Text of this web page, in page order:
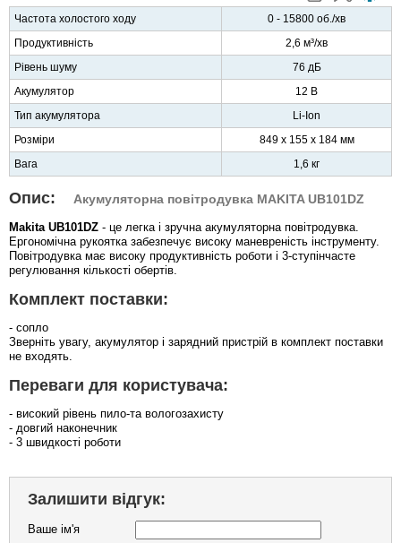
Частота холостого ходу
0 - 15800 об./хв
Продуктивність
2,6 м³/хв
Рівень шуму
76 дБ
Акумулятор
12 В
Тип акумулятора
Li-Ion
Розміри
849 x 155 x 184 мм
Вага
1,6 кг
Опис: Акумуляторна повітродувка MAKITA UB101DZ
Makita UB101DZ - це легка і зручна акумуляторна повітродувка.
Ергономічна рукоятка забезпечує високу маневреність інструменту.
Повітродувка має високу продуктивність роботи і 3-ступінчасте
регулювання кількості обертів.
Комплект поставки:
- сопло
Зверніть увагу, акумулятор і зарядний пристрій в комплект поставки
не входять.
Переваги для користувача:
- високий рівень пило-та вологозахисту
- довгий наконечник
- 3 швидкості роботи
Залишити відгук:
Ваше ім'я